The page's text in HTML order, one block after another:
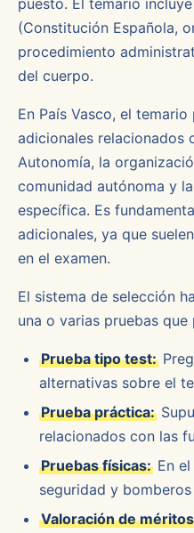
puesto. El temario
(Constitución Española,
procedimiento
del cuerpo.
En País Vasco, el
adicionales relacionados
Autonomía, la
comunidad autónoma y
específica. Es
adicionales, ya que
en el examen.
El sistema de selección
una o varias pruebas que
Prueba tipo test:
alternativas sobre el
Prueba práctica:
relacionados con las
Pruebas físicas: En
seguridad y bomberos
Valoración de